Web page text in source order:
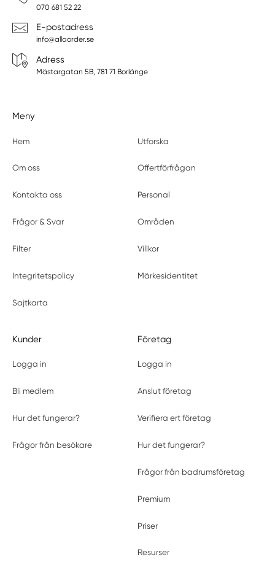
070 681 52 22
E-postadress
info@allaorder.se
Adress
Mästargatan 5B, 781 71 Borlänge
Meny
Hem Utforska
Om oss Offertförfrågan
Kontakta oss Personal
Frågor & Svar Områden
Filter Villkor
Integritetspolicy Märkesidentitet
Sajtkarta
Kunder
Logga in
Bli medlem
Hur det fungerar?
Frågor från besökare
Företag
Logga in
Anslut företag
Verifiera ert företag
Hur det fungerar?
Frågor från badrumsföretag
Premium
Priser
Resurser